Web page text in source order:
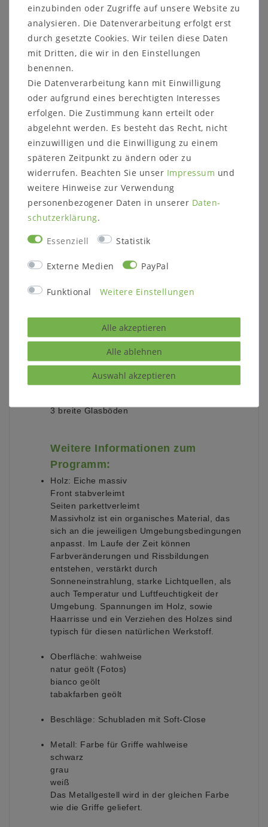
Diese hochwertigen Möbel sind aus Massivholz
mit Soft-Close-Funktion geliefert.
Sie haben die Wahl zwischen 9 verschiedenen
Griffen und 3 Gestellen/Füßen oder einer
Wandaufhängung.
Informationen zum Möbelstück:
ca.
Breite 90 cm
Höhe 180 cm (mit Aufhängung)
Höhe 182 cm (mit höhenverstellbaren
Höhe 192 cm (mit Füßen)
Tiefe 32 cm
Anzahl Türen:
2 Glastüren
Anzahl Einlegeböden:
3 breite Glasböden
Weitere Informationen zum
Programm:
Holz: Eiche massiv
Front stabverleimt
Seiten parkettverleimt
Massivholz ist ein organisches Material, das
sich an die jeweiligen Umgebungsbedingungen
anpasst. Im Laufe der Zeit können
Farbveränderungen und Rissbildungen
entstehen, verstärkt durch
Sonneneinstrahlung, starke Lichtquellen, als
auch Temperatur und Luftfeuchtigkeit der
Umgebung. Spannungen im Holz, sowie
Haarrisse und ein Verziehen des Holzes sind
typisch für diesen natürlichen Werkstoff.
Oberfläche: wahlweise
natur geölt (Fotos)
bianco geölt
tabakfarben geölt
Beschläge: Schubladen mit Soft-Close
Metall: Farbe für Griffe wahlweise
schwarz
grau
weiß
Das Metallgestell wird in der gleichen Farbe
wie die Griffe geliefert.
einzubinden oder Zugriffe auf unsere Website zu
analysieren. Die Datenverarbeitung erfolgt erst
durch gesetzte Cookies. Wir teilen diese Daten
mit Dritten, die wir in den Einstellungen
benennen.
Die Datenverarbeitung kann mit Einwilligung
oder aufgrund eines berechtigten Interesses
erfolgen. Die Zustimmung kann erteilt oder
abgelehnt werden. Es besteht das Recht, nicht
einzuwilligen und die Einwilligung zu einem
späteren Zeitpunkt zu ändern oder zu
widerrufen. Beachten Sie unser Impressum und
weitere Hinweise zur Verwendung
personenbezogener Daten in unserer Daten­
schutz­erklärung.
Essenziell Statistik
Externe Medien PayPal
Funktional Weitere Einstellungen
Alle akzeptieren
Alle ablehnen
Auswahl akzeptieren